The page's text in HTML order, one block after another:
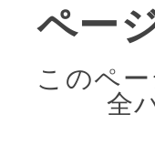
ペー
このペ
全